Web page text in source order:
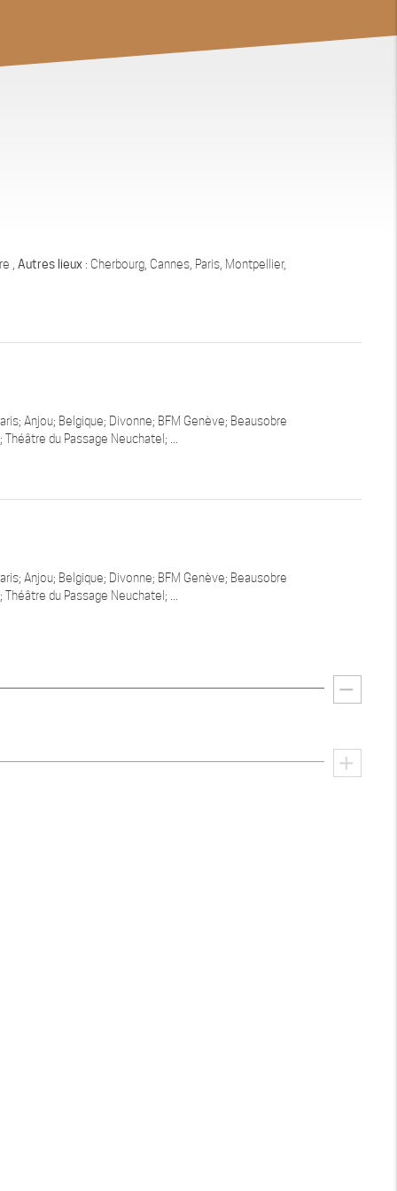
,Autres lieux : Cherbourg, Cannes, Paris, Montpellier,
Anjou; Belgique; Divonne; BFM Genève; Beausobre
du Passage Neuchatel; ...
Anjou; Belgique; Divonne; BFM Genève; Beausobre
du Passage Neuchatel; ...
remove
add